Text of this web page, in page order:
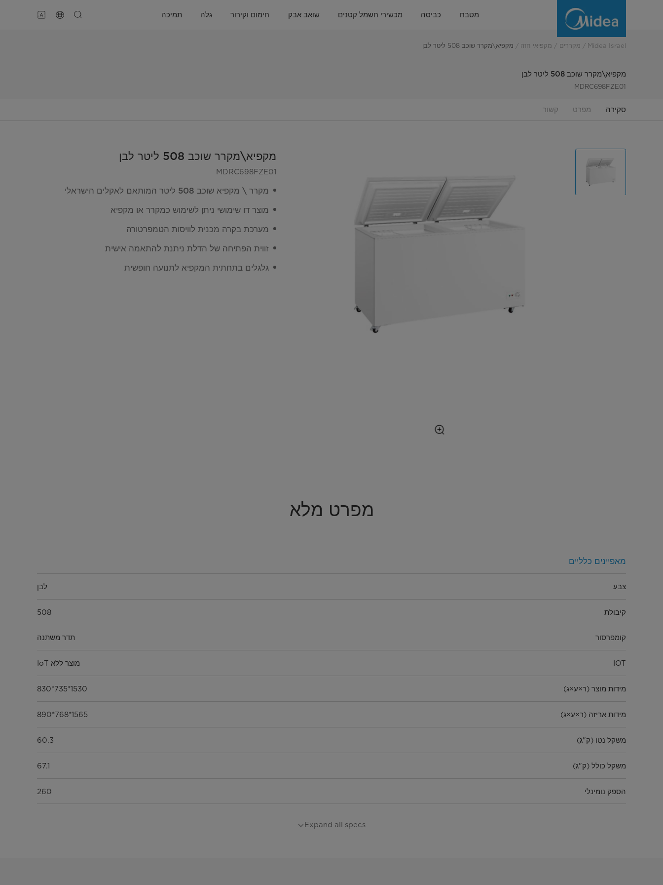
מטבח כביסה מכשירי חשמל קטנים שואב אבק חימום וקירור גלה תמיכה
Midea Israel מקררים מקפיאי חזה מקפיא\מקרר שוכב 508 ליטר לבן
מקפיא\מקרר שוכב 508 ליטר לבן
MDRC698FZE01
סקירה מפרט קשור
מקפיא\מקרר שוכב 508 ליטר לבן
MDRC698FZE01
מקרר \ מקפיא שוכב 508 ליטר המותאם לאקלים הישראלי
מוצר דו שימושי ניתן לשימוש כמקרר או מקפיא
מערכת בקרה מכנית לוויסות הטמפרטורה
זווית הפתיחה של הדלת ניתנת להתאמה אישית
גלגלים בתחתית המקפיא לתנועה חופשית
מפרט מלא
מאפיינים כלליים
צבע לבן
קיבולת 508
קומפרסור תדר משתנה
IOT מוצר ללא IoT
מידות מוצר (ר×ע×ג) 1530*735*830
מידות אריזה (ר×ע×ג) 1565*768*890
משקל נטו (ק"ג) 60.3
משקל כולל (ק"ג) 67.1
הספק נומינלי 260
Expand all specs